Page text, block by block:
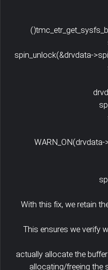
With this fix, we retain
This ensures we verify
actually allocate the
allocating/freeing the